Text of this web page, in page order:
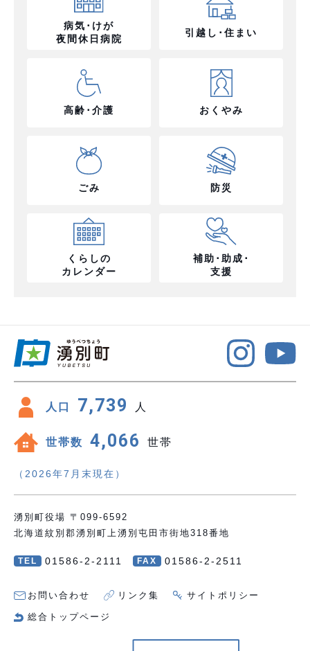
病気･けが
夜間休日病院
引越し･住まい
高齢･介護 おくやみ
ごみ 防災
くらしの
カレンダー
補助･助成･
支援
人口 7,739 人
世帯数 4,066 世帯
（2026年7月末現在）
湧別町役場 〒099-6592
北海道紋別郡湧別町上湧別屯田市街地318番地
TEL 01586-2-2111 FAX 01586-2-2511
お問い合わせ リンク集 サイトポリシー
総合トップページ